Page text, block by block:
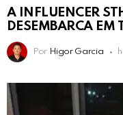
A INFLUENCER
DESEMBARCA EM
Por Higor Garcia